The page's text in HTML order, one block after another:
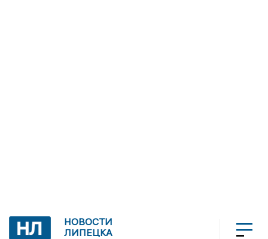
НОВОСТИ
ЛИПЕЦКА